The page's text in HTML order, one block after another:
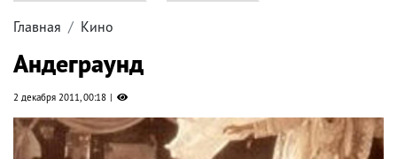
Главная Кино
Андеграунд
2 декабря 2011, 00:18